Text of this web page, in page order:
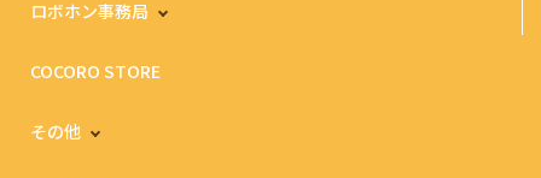
ロボホン事務局
COCORO STORE
その他